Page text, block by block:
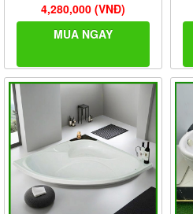
4,280,000 (VNĐ)
MUA NGAY